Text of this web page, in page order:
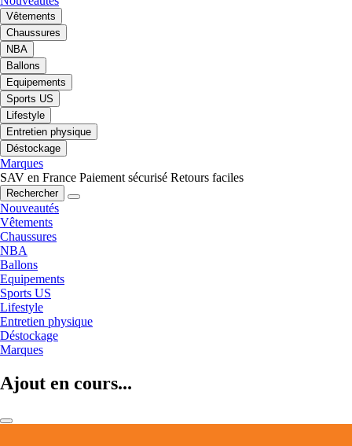
Vêtements
Chaussures
NBA
Ballons
Equipements
Sports US
Lifestyle
Entretien physique
Déstockage
Marques
SAV en France Paiement sécurisé Retours faciles
Rechercher
Nouveautés
Vêtements
Chaussures
NBA
Ballons
Equipements
Sports US
Lifestyle
Entretien physique
Déstockage
Marques
Ajout en cours...